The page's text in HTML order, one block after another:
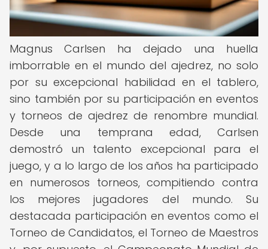
Magnus Carlsen ha dejado una huella
imborrable en el mundo del ajedrez, no solo
por su excepcional habilidad en el tablero,
sino también por su participación en eventos
y torneos de ajedrez de renombre mundial.
Desde una temprana edad, Carlsen
demostró un talento excepcional para el
juego, y a lo largo de los años ha participado
en numerosos torneos, compitiendo contra
los mejores jugadores del mundo. Su
destacada participación en eventos como el
Torneo de Candidatos, el Torneo de Maestros